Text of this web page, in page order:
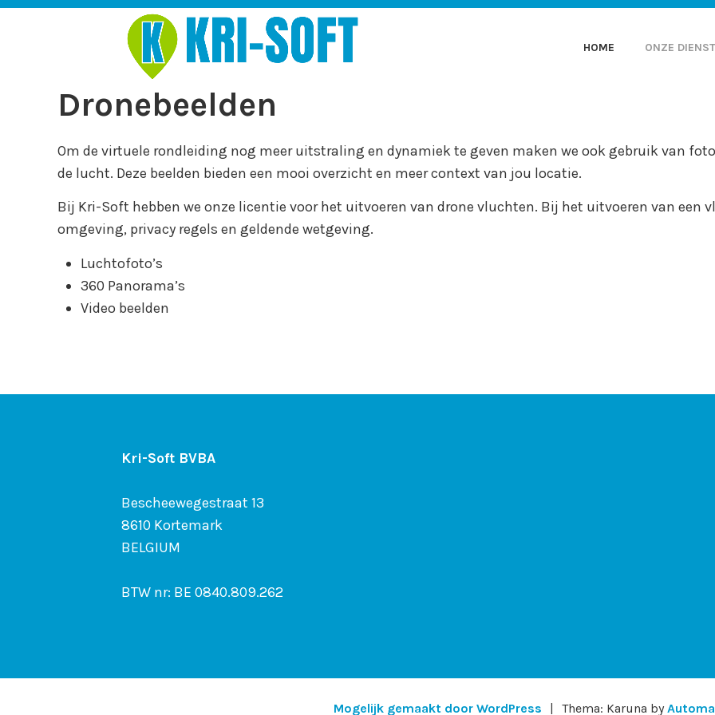
Spring
PROFESSIONELE
HOME ONZE
Dronebeelden
Om de virtuele rondleiding nog meer uitstraling en dynamiek te geven maken we ook gebruik van
de lucht. Deze beelden bieden een mooi overzicht en meer context van jou locatie.
Bij Kri-Soft hebben we onze licentie voor het uitvoeren van drone vluchten. Bij het uitvoeren van
omgeving, privacy regels en geldende wetgeving.
Luchtofoto’s
360 Panorama’s
Video beelden
Kri-Soft BVBA
Bescheewegestraat 13
8610 Kortemark
BELGIUM
BTW nr: BE 0840.809.262
Mogelijk gemaakt door WordPress Thema: Karuna by